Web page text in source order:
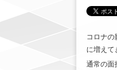
コロナの
に増えて
通常の面